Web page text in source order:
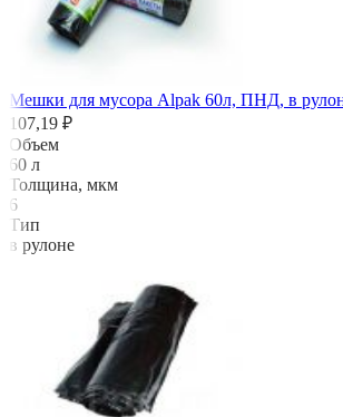
Мешки для мусора Alpak 60л, ПНД, в
107,19 ₽
Объем
60 л
Толщина, мкм
6
Тип
в рулоне